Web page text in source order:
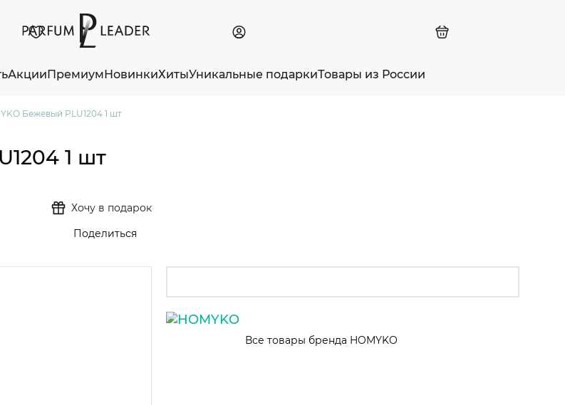
АкцииПремиумНовинкиХитыУникальные подаркиТовары из России
Бежевый PLU1204 1 шт
1 шт
Хочу в подарок
Поделиться
Все товары бренда HOMYKO